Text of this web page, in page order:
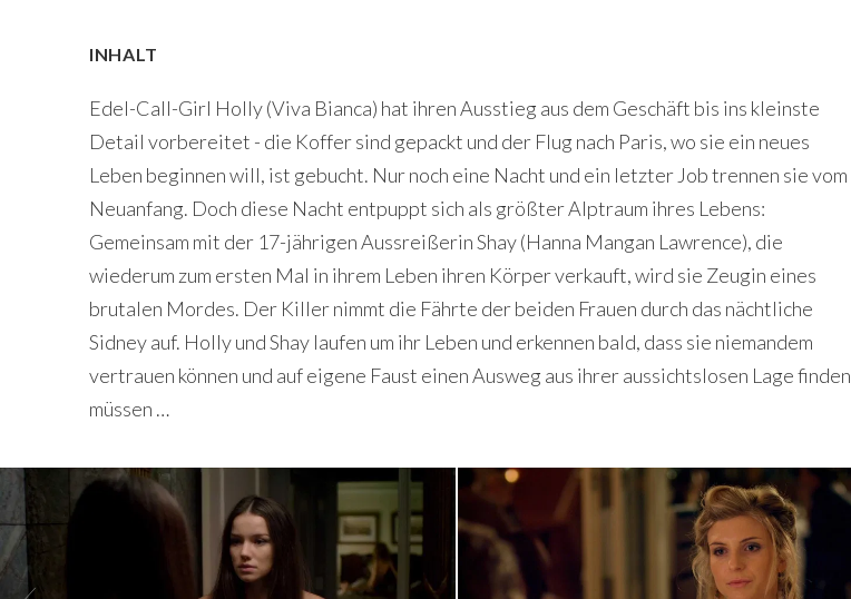
INHALT
Edel-Call-Girl Holly (Viva Bianca) hat ihren Ausstieg aus dem Geschäft bis ins kleinste
Detail vorbereitet - die Koffer sind gepackt und der Flug nach Paris, wo sie ein neues
Leben beginnen will, ist gebucht. Nur noch eine Nacht und ein letzter Job trennen sie vom
Neuanfang. Doch diese Nacht entpuppt sich als größter Alptraum ihres Lebens:
Gemeinsam mit der 17-jährigen Aussreißerin Shay (Hanna Mangan Lawrence), die
wiederum zum ersten Mal in ihrem Leben ihren Körper verkauft, wird sie Zeugin eines
brutalen Mordes. Der Killer nimmt die Fährte der beiden Frauen durch das nächtliche
Sidney auf. Holly und Shay laufen um ihr Leben und erkennen bald, dass sie niemandem
vertrauen können und auf eigene Faust einen Ausweg aus ihrer aussichtslosen Lage finden
müssen …